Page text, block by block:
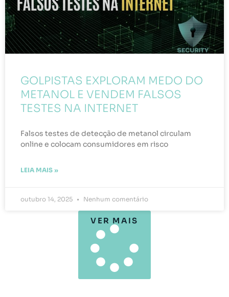
GOLPISTAS EXPLORAM MEDO DO
METANOL E VENDEM FALSOS
TESTES NA INTERNET
Falsos testes de detecção de metanol circulam
online e colocam consumidores em risco
LEIA MAIS »
outubro 14, 2025 Nenhum comentário
VER MAIS